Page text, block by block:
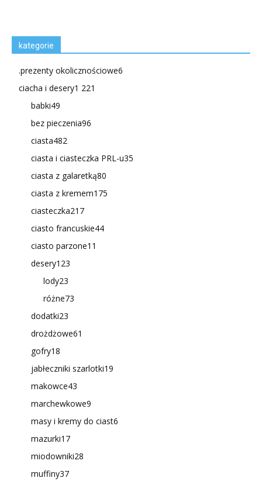
kategorie
.prezenty okolicznościowe6
ciacha i desery1 221
babki49
bez pieczenia96
ciasta482
ciasta i ciasteczka PRL-u35
ciasta z galaretką80
ciasta z kremem175
ciasteczka217
ciasto francuskie44
ciasto parzone11
desery123
lody23
różne73
dodatki23
drożdżowe61
gofry18
jabłeczniki szarlotki19
makowce43
marchewkowe9
masy i kremy do ciast6
mazurki17
miodowniki28
muffiny37